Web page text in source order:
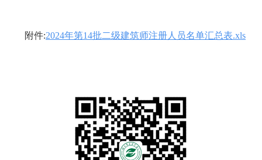
附件:2024年第14批二级建筑师注册人员名单汇总表.xls